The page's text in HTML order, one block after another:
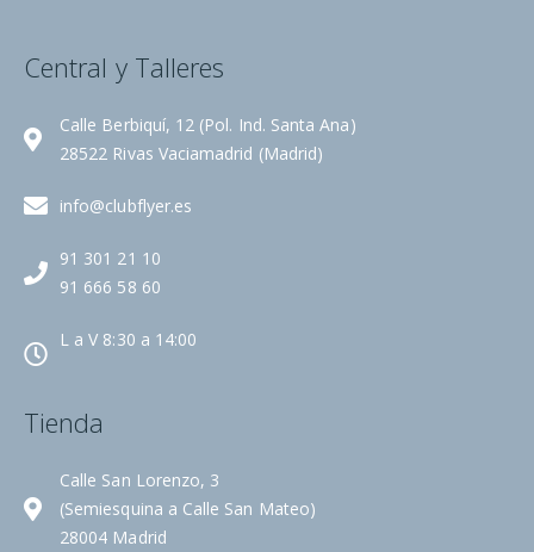
Central y Talleres
Calle Berbiquí, 12 (Pol. Ind. Santa Ana)
28522 Rivas Vaciamadrid (Madrid)
info@clubflyer.es
91 301 21 10
91 666 58 60
L a V 8:30 a 14:00
Tienda
Calle San Lorenzo, 3
(Semiesquina a Calle San Mateo)
28004 Madrid